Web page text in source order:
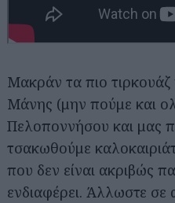
Μακράν τα πιο
Μάνης (μην πούμε και
Πελοποννήσου και μας
τσακωθούμε
που δεν είναι ακριβώς
ενδιαφέρει. Άλλωστε σε